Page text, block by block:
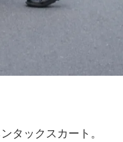
タックスカート。